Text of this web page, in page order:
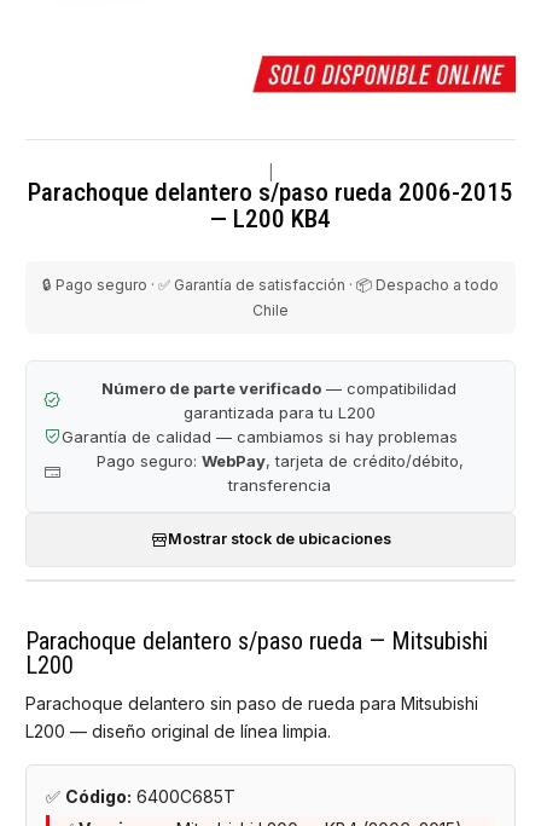
Parachoque delantero s/paso rueda 2006-2015
— L200 KB4
🔒 Pago seguro · ✅ Garantía de satisfacción · 📦 Despacho a todo
Chile
Número de parte verificado — compatibilidad
garantizada para tu L200
Garantía de calidad — cambiamos si hay problemas
Pago seguro: WebPay, tarjeta de crédito/débito,
transferencia
Mostrar stock de ubicaciones
Parachoque delantero s/paso rueda — Mitsubishi
L200
Parachoque delantero sin paso de rueda para Mitsubishi
L200 — diseño original de línea limpia.
✅ Código: 6400C685T